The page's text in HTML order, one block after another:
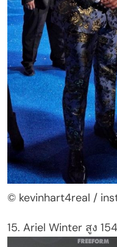
© kevinhart4real /
15. Ariel Winter สูง